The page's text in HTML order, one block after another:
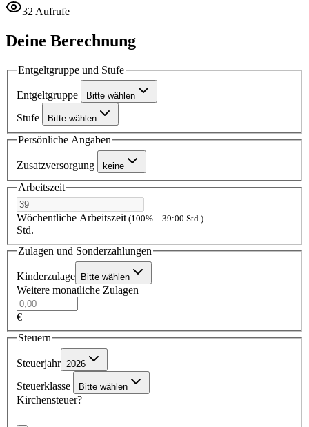
32 Aufrufe
Deine Berechnung
Entgeltgruppe und Stufe
Entgeltgruppe Bitte wählen
Stufe Bitte wählen
Persönliche Angaben
Zusatzversorgung keine
Arbeitszeit
Wöchentliche Arbeitszeit(100% = 39:00 Std.)
Std.
Zulagen und Sonderzahlungen
Kinderzulage Bitte wählen
Weitere monatliche Zulagen
€
Steuern
Steuerjahr 2026
Steuerklasse Bitte wählen
Kirchensteuer?